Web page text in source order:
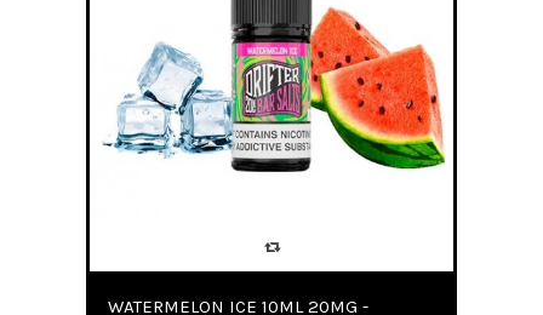
WATERMELON ICE 10ML 20MG -